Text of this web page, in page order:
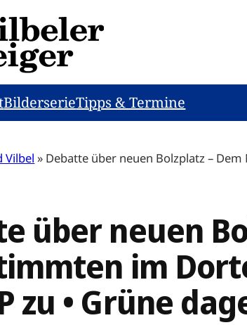
BilderserieTipps & Termine
Vilbel » Debatte über neuen Bolzplatz –
über neuen
im
zu • Grüne